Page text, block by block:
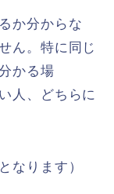
か分からな
ん。特に同じ
かる場
人、どちらに
なります）